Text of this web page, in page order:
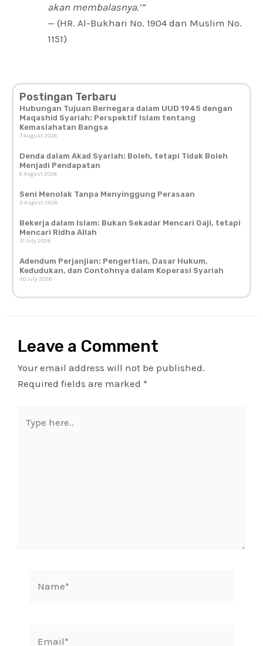
akan membalasnya.’”
— (HR. Al-Bukhari No. 1904 dan Muslim No.
1151)
Postingan Terbaru
Hubungan Tujuan Bernegara dalam UUD 1945 dengan
Maqashid Syariah: Perspektif Islam tentang
Kemaslahatan Bangsa
7 August 2026
Denda dalam Akad Syariah: Boleh, tetapi Tidak Boleh
Menjadi Pendapatan
6 August 2026
Seni Menolak Tanpa Menyinggung Perasaan
3 August 2026
Bekerja dalam Islam: Bukan Sekadar Mencari Gaji, tetapi
Mencari Ridha Allah
31 July 2026
Adendum Perjanjian: Pengertian, Dasar Hukum,
Kedudukan, dan Contohnya dalam Koperasi Syariah
30 July 2026
Leave a Comment
Your email address will not be published.
Required fields are marked *